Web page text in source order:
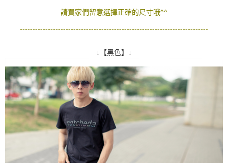
※ 請注意：結帳手續完成當下不需立刻繳費，但若您需要取消訂單，請聯絡
後付繳納相關費用。
是否繳費成功／繳費後需取消欲退款等相關疑問，請聯繫「AFTEE先享後付
https://netprotections.freshdesk.com/support/home
【注意事項】
１．透過由恩沛科技股份有限公司提供之「AFTEE先享後付」服務完成之交
易，需依本服務之必要範圍內提供個人資料，並將交易相關給付款項請求債
權轉讓予恩沛科技股份有限公司。
２．關於個人資料處理事宜，請瀏覽以下網址：
https://aftee.tw/terms/#terms3
３．未成年的使用者請事先徵得法定代理人或監護人之同意方可使用
「AFTEE先享後付」，若未經同意申辦者引起之損失，本公司不負相關責
４．使用「AFTEE先享後付」時，將依據個別帳號之用戶狀況，依本公司即
每筆NT$80，滿NT$1,800(含以上)免運費
宅配
每筆NT$120，滿NT$3,000(含以上)免運費
請買家們留意選擇正確的尺寸哦^^
--------------------------------------------------------------------------
↓【黑色】↓